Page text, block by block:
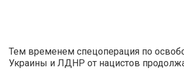
Тем временем спецоперация по
Украины и ЛДНР от нацистов